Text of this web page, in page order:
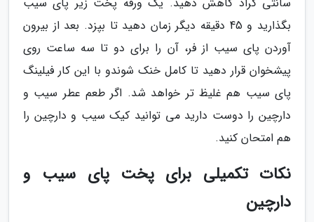
بگذارید و 45 دقیقه دیگر زمان دهید تا بپزد. بعد از بیرون
آوردن پای سیب از فر، آن را برای دو تا سه ساعت روی
پیشخوان قرار دهید تا کامل خنک شوندو با این کار فیلینگ
پای سیب هم غلیظ تر خواهد شد. اگر طعم عطر سیب و
دارچین را دوست دارید می توانید کیک سیب و دارچین را
هم امتحان کنید.
نکات تکمیلی برای پخت پای سیب و
دارچین